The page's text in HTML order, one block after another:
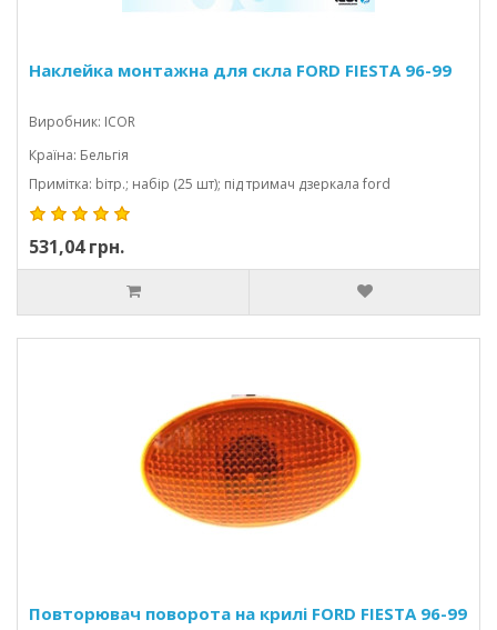
Наклейка монтажна для скла FORD FIESTA 96-99
Виробник: ICOR
Країна: Бельгія
Примітка: bітр.; набір (25 шт); під тримач дзеркала ford
531,04 грн.
Повторювач поворота на крилі FORD FIESTA 96-99